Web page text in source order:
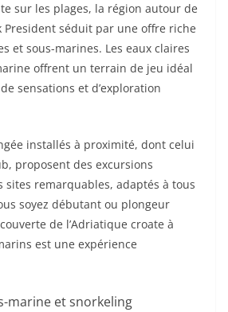
sur les plages, la région autour de
President séduit par une offre riche
et sous-marines. Les eaux claires
offrent un terrain de jeu idéal
sensations et d’exploration
installés à proximité, dont celui
proposent des excursions
sites remarquables, adaptés à tous
soyez débutant ou plongeur
de l’Adriatique croate à
est une expérience
marine et snorkeling